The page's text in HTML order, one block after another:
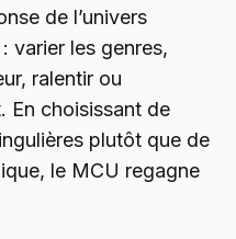
de l’univers
varier les genres,
ralentir ou
En choisissant de
plutôt que de
le MCU regagne